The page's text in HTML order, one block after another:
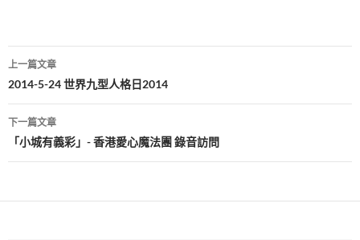
文
章
導
覽
上一篇文章
2014-5-24 世界九型人格日2014
下一篇文章
「小城有義彩」- 香港愛心魔法團 錄音訪問